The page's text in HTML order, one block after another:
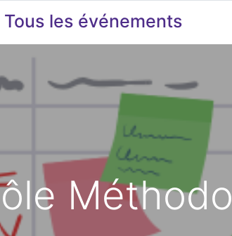
Tous les événements
Méthodo